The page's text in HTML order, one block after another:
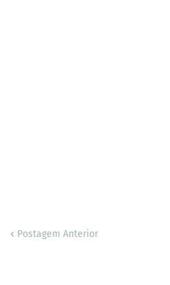
Postagem Anterior